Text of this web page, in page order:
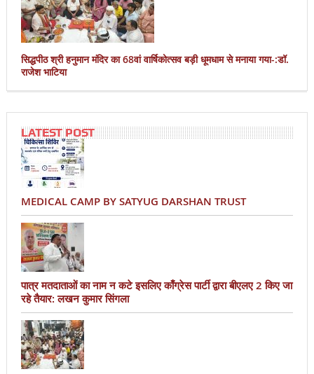
सिद्धपीठ श्री हनुमान मंदिर का 68वां वार्षिकोत्सव बड़ी धूमधाम से मनाया गया-:डॉ.
राजेश भाटिया
LATEST POST
MEDICAL CAMP BY SATYUG DARSHAN TRUST
पात्र मतदाताओं का नाम न कटे इसलिए काँग्रेस पार्टी द्वारा बीएलए 2 किए जा
रहे तैयार: लखन कुमार सिंगला